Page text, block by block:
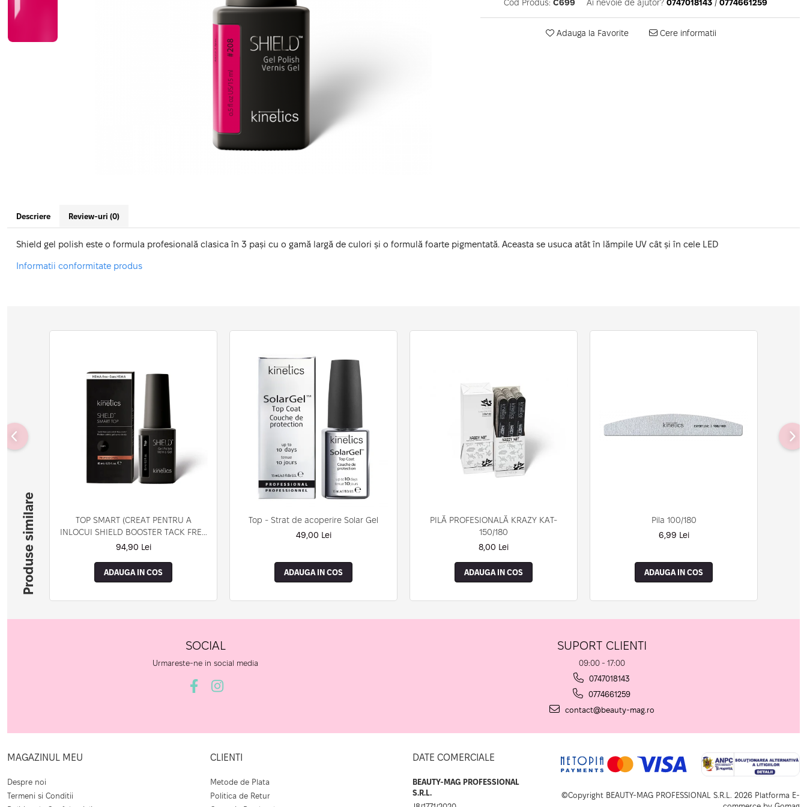
Gel In Bottle
Clasic Gel Medium
Păr Creț
Cod Produs: C699 Ai nevoie de ajutor? 0747018143 / 0774661259
Adauga la Favorite Cere informatii
Descriere Review-uri (0)
Shield gel polish este o formula profesională clasica în 3 pași cu o gamă largă de culori și o formulă foarte pigmentată. Aceasta se usuca atât în lămpile UV cât și în cele LED
Informatii conformitate produs
Produse similare
TOP SMART (CREAT PENTRU A
INLOCUI SHIELD BOOSTER TACK FREE
TOP COAT)
94,90 Lei
ADAUGA IN COS
Top - Strat de acoperire Solar Gel
49,00 Lei
ADAUGA IN COS
PILĂ PROFESIONALĂ KRAZY KAT-
150/180
8,00 Lei
ADAUGA IN COS
Pila 100/180
6,99 Lei
ADAUGA IN COS
SOCIAL
Urmareste-ne in social media
SUPORT CLIENTI
09:00 - 17:00
0747018143
0774661259
contact@beauty-mag.ro
MAGAZINUL MEU
Despre noi
Termeni si Conditii
CLIENTI
Metode de Plata
Politica de Retur
DATE COMERCIALE
BEAUTY-MAG PROFESSIONAL
S.R.L.
©Copyright BEAUTY-MAG PROFESSIONAL S.R.L. 2026 Platforma E-